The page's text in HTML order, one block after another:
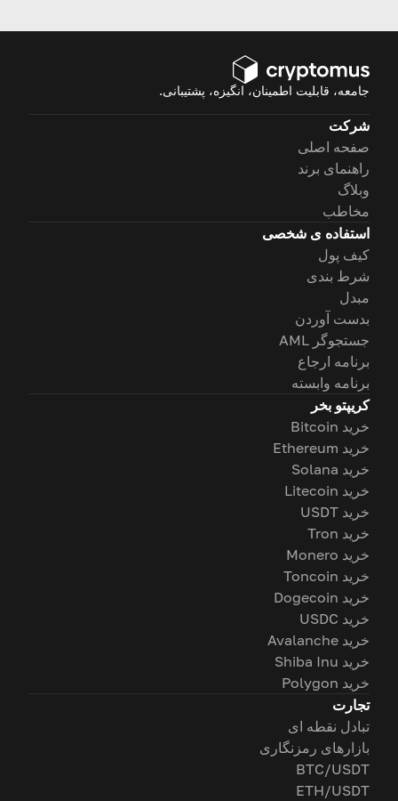
جامعه، قابلیت اطمینان، انگیزه، پشتیبانی.
شرکت
صفحه اصلی
راهنمای برند
وبلاگ
مخاطب
استفاده ی شخصی
کیف پول
شرط بندی
مبدل
بدست آوردن
جستجوگر AML
برنامه ارجاع
برنامه وابسته
کریپتو بخر
خرید Bitcoin
خرید Ethereum
خرید Solana
خرید Litecoin
خرید USDT
خرید Tron
خرید Monero
خرید Toncoin
خرید Dogecoin
خرید USDC
خرید Avalanche
خرید Shiba Inu
خرید Polygon
تجارت
تبادل نقطه ای
بازارهای رمزنگاری
BTC/USDT
ETH/USDT